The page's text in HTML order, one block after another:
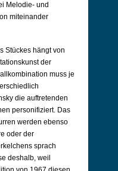
Melodie- und
miteinander
Stückes hängt von
der
muss je
die auftretenden
personifiziert. Das
werden ebenso
oder der
sprach
deshalb, weil